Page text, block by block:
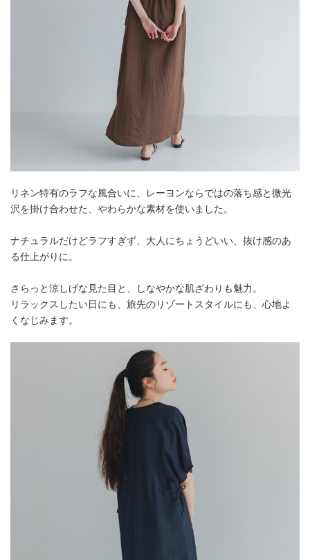
リネン特有のラフな風合いに、レーヨンならではの落ち感と微光
沢を掛け合わせた、やわらかな素材を使いました。
ナチュラルだけどラフすぎず、大人にちょうどいい、抜け感のあ
る仕上がりに。
さらっと涼しげな見た目と、しなやかな肌ざわりも魅力。
リラックスしたい日にも、旅先のリゾートスタイルにも、心地よ
くなじみます。